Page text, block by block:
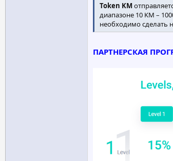
Token KM
диапазоне 10 KM –
необходимо сделать
ПАРТНЕРСКАЯ